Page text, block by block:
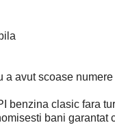
a avut scoase
benzina clasic fara
bani garantat